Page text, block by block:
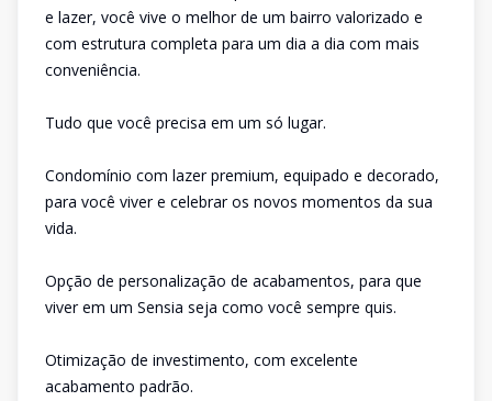
e lazer, você vive o melhor de um bairro valorizado e
com estrutura completa para um dia a dia com mais
conveniência.
Tudo que você precisa em um só lugar.
Condomínio com lazer premium, equipado e decorado,
para você viver e celebrar os novos momentos da sua
vida.
Opção de personalização de acabamentos, para que
viver em um Sensia seja como você sempre quis.
Otimização de investimento, com excelente
acabamento padrão.